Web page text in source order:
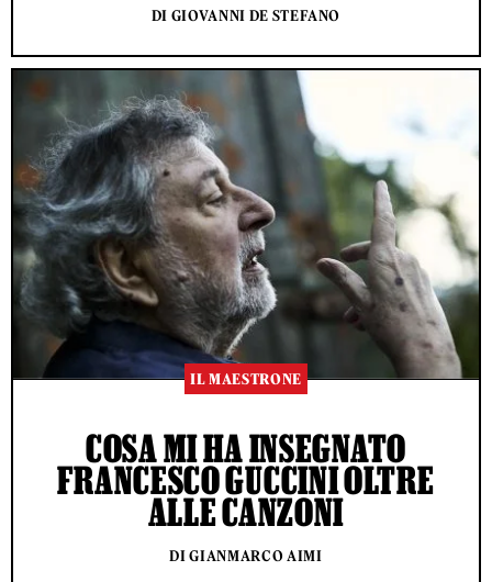
DI GIOVANNI DE STEFANO
IL MAESTRONE
COSA MI HA INSEGNATO
FRANCESCO GUCCINI OLTRE
ALLE CANZONI
DI GIANMARCO AIMI